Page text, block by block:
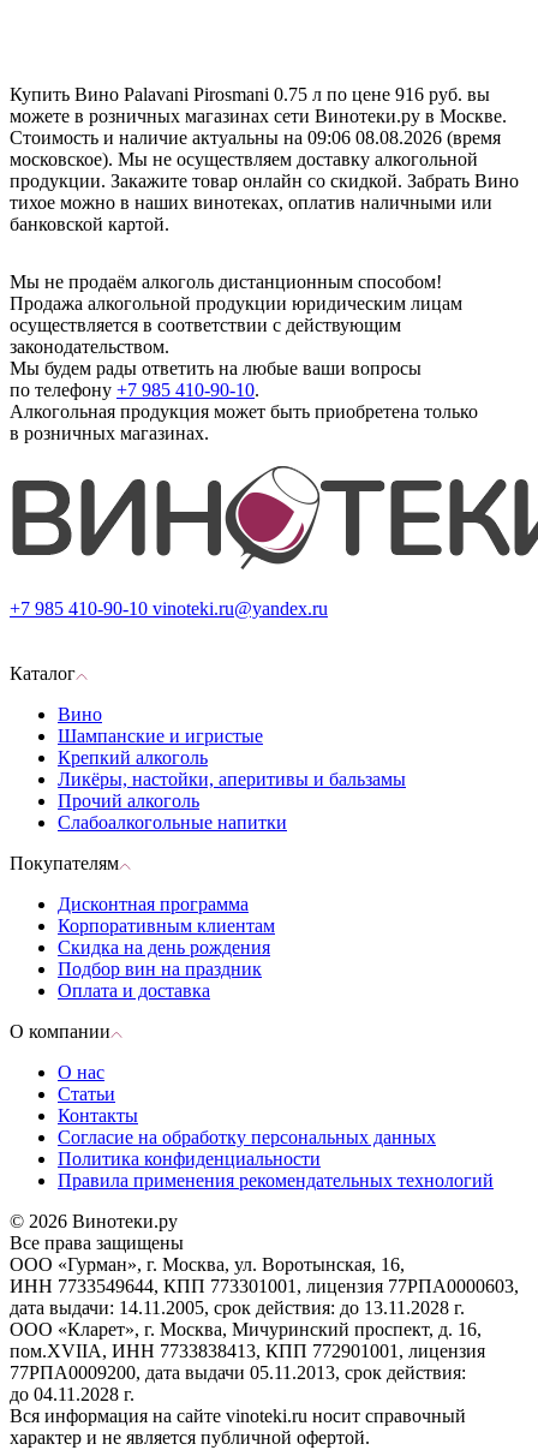
Купить Вино Palavani Pirosmani 0.75 л по цене 916 руб. вы
можете в розничных магазинах сети Винотеки.ру в Москве.
Стоимость и наличие актуальны на 09:06 08.08.2026 (время
московское). Мы не осуществляем доставку алкогольной
продукции. Закажите товар онлайн со скидкой. Забрать Вино
тихое можно в наших винотеках, оплатив наличными или
банковской картой.
Мы не продаём алкоголь дистанционным способом!
Продажа алкогольной продукции юридическим лицам
осуществляется в соответствии с действующим
законодательством.
Мы будем рады ответить на любые ваши вопросы
по телефону +7 985 410-90-10.
Алкогольная продукция может быть приобретена только
в розничных магазинах.
+7 985 410-90-10 vinoteki.ru@yandex.ru
Каталог
Вино
Шампанские и игристые
Крепкий алкоголь
Ликёры, настойки, аперитивы и бальзамы
Прочий алкоголь
Слабоалкогольные напитки
Покупателям
Дисконтная программа
Корпоративным клиентам
Скидка на день рождения
Подбор вин на праздник
Оплата и доставка
О компании
О нас
Статьи
Контакты
Согласие на обработку персональных данных
Политика конфиденциальности
Правила применения рекомендательных технологий
© 2026 Винотеки.ру
Все права защищены
ООО «Гурман», г. Москва, ул. Воротынская, 16,
ИНН 7733549644, КПП 773301001, лицензия 77РПА0000603,
дата выдачи: 14.11.2005, срок действия: до 13.11.2028 г.
ООО «Кларет», г. Москва, Мичуринский проспект, д. 16,
пом.XVIIA, ИНН 7733838413, КПП 772901001, лицензия
77РПА0009200, дата выдачи 05.11.2013, срок действия:
до 04.11.2028 г.
Вся информация на сайте vinoteki.ru носит справочный
характер и не является публичной офертой.